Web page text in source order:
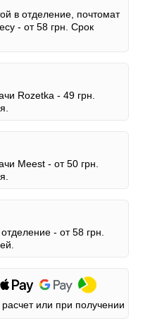
в отделение, почтомат
- от 58 грн. Срок
Rozetka - 49 грн.
Meest - от 50 грн.
- от 58 грн.
или при получении